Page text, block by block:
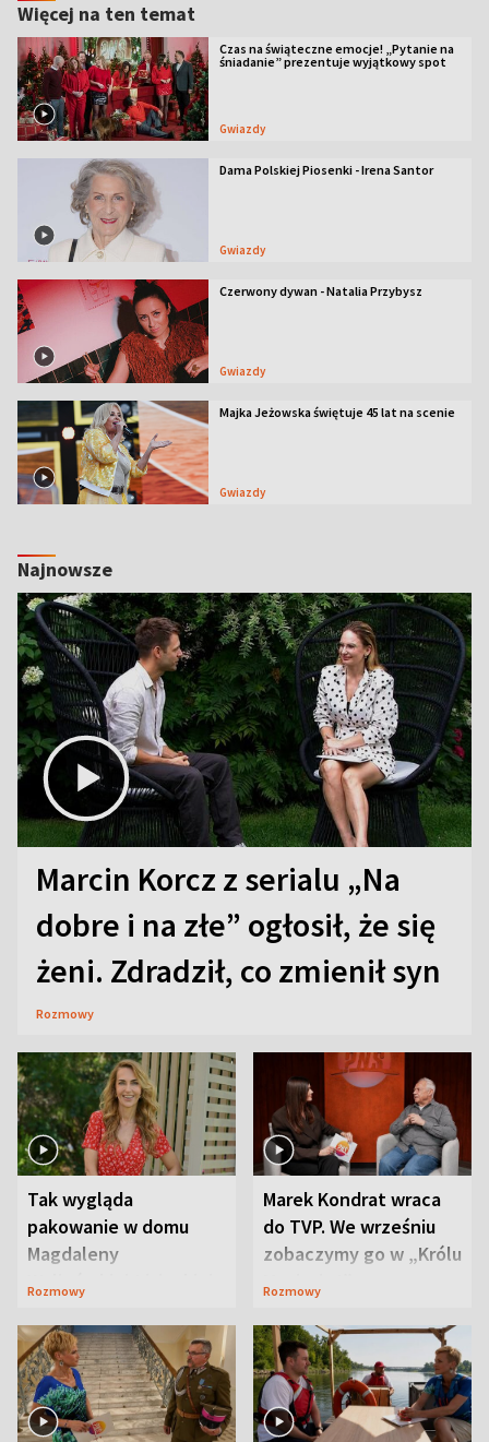
Więcej na ten temat
Czas na świąteczne emocje! „Pytanie na
śniadanie” prezentuje wyjątkowy spot
Gwiazdy
Dama Polskiej Piosenki - Irena Santor
Gwiazdy
Czerwony dywan - Natalia Przybysz
Gwiazdy
Majka Jeżowska świętuje 45 lat na scenie
Gwiazdy
Najnowsze
Marcin Korcz z serialu „Na
dobre i na złe” ogłosił, że się
żeni. Zdradził, co zmienił syn
Rozmowy
Tak wygląda
pakowanie w domu
Magdaleny
Waligórskiej-Lisieckiej.
Rozmowy
Marek Kondrat wraca
do TVP. We wrześniu
zobaczymy go w „Królu
Maciusiu I”
Rozmowy